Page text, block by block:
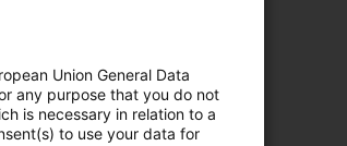
Union General Data
any purpose that you do not
is necessary in relation to a
to use your data for